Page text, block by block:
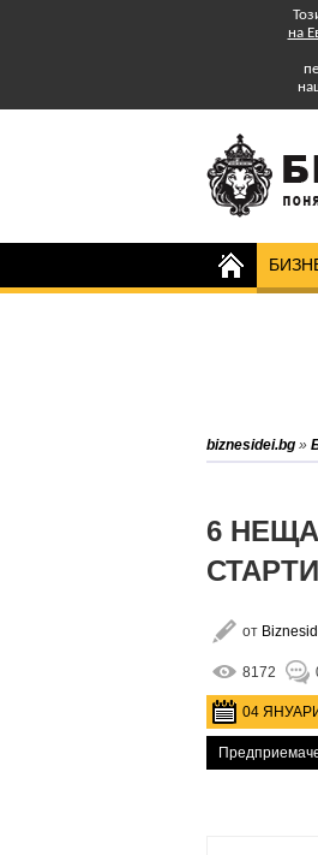
на
biznesidei.bg »
6
от
8172
04
Абонирайте се за бюлетина на
biznesidei.bg и бъдете в крак с